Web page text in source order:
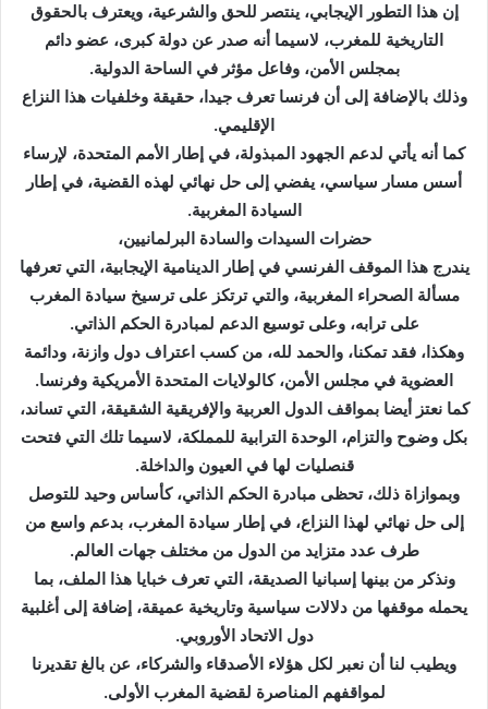
إن هذا التطور الإيجابي، ينتصر للحق والشرعية، ويعترف بالحقوق
التاريخية للمغرب، لاسيما أنه صدر عن دولة كبرى، عضو دائم
بمجلس الأمن، وفاعل مؤثر في الساحة الدولية.
وذلك بالإضافة إلى أن فرنسا تعرف جيدا، حقيقة وخلفيات هذا النزاع
الإقليمي.
كما أنه يأتي لدعم الجهود المبذولة، في إطار الأمم المتحدة، لإرساء
أسس مسار سياسي، يفضي إلى حل نهائي لهذه القضية، في إطار
السيادة المغربية.
حضرات السيدات والسادة البرلمانيين،
يندرج هذا الموقف الفرنسي في إطار الدينامية الإيجابية، التي تعرفها
مسألة الصحراء المغربية، والتي ترتكز على ترسيخ سيادة المغرب
على ترابه، وعلى توسيع الدعم لمبادرة الحكم الذاتي.
وهكذا، فقد تمكنا، والحمد لله، من كسب اعتراف دول وازنة، ودائمة
العضوية في مجلس الأمن، كالولايات المتحدة الأمريكية وفرنسا.
كما نعتز أيضا بمواقف الدول العربية والإفريقية الشقيقة، التي تساند،
بكل وضوح والتزام، الوحدة الترابية للمملكة، لاسيما تلك التي فتحت
قنصليات لها في العيون والداخلة.
وبموازاة ذلك، تحظى مبادرة الحكم الذاتي، كأساس وحيد للتوصل
إلى حل نهائي لهذا النزاع، في إطار سيادة المغرب، بدعم واسع من
طرف عدد متزايد من الدول من مختلف جهات العالم.
ونذكر من بينها إسبانيا الصديقة، التي تعرف خبايا هذا الملف، بما
يحمله موقفها من دلالات سياسية وتاريخية عميقة، إضافة إلى أغلبية
دول الاتحاد الأوروبي.
ويطيب لنا أن نعبر لكل هؤلاء الأصدقاء والشركاء، عن بالغ تقديرنا
لمواقفهم المناصرة لقضية المغرب الأولى.